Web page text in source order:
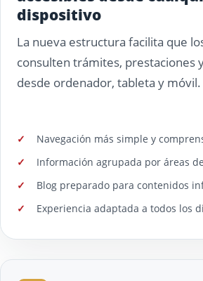
dispositivo
La nueva estructura facilita que
consulten trámites, prestaciones
desde ordenador, tableta y móvil.
Navegación más simple y
Información agrupada por áreas
Blog preparado para contenidos
Experiencia adaptada a todos los